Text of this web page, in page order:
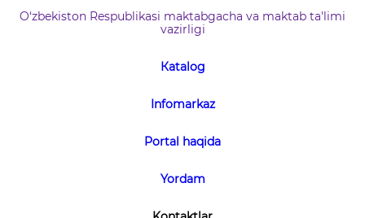
O‘zbekiston Respublikasi maktabgacha va maktab ta'limi
vazirligi
Кatalog
Infomarkaz
Portal haqida
Yordam